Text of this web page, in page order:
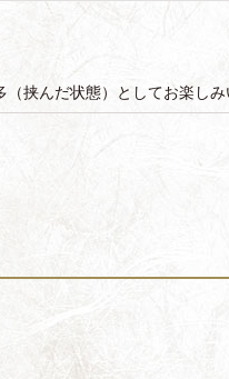
挟んだ状態）としてお楽しみ